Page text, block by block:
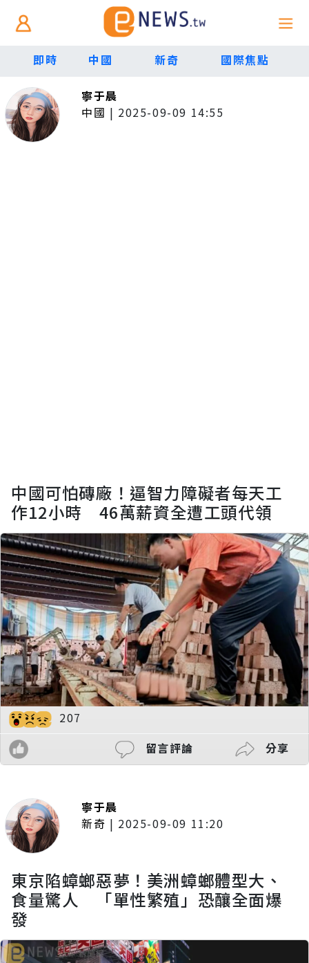
即時 中國 新奇 國際焦點
寧于晨
中國 | 2025-09-09 14:55
中國可怕磚廠！逼智力障礙者每天工
作12小時 46萬薪資全遭工頭代領
207
留言評論
分享
寧于晨
新奇 | 2025-09-09 11:20
東京陷蟑螂惡夢！美洲蟑螂體型大、
食量驚人 「單性繁殖」恐釀全面爆
發